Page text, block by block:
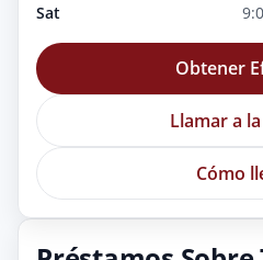
Sat
Obtener
Llamar a
Cómo